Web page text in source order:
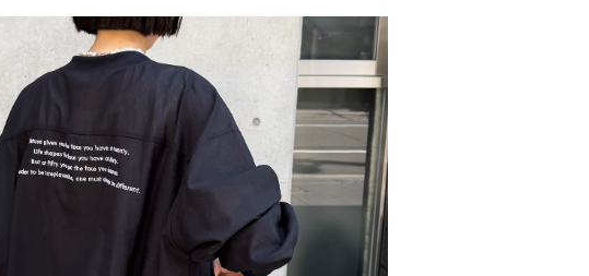
バックロゴカーディガン（NO.85262408）